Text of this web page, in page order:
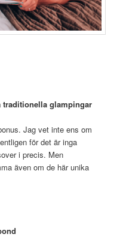
traditionella glampingar
Jag vet inte ens om
för det är inga
i precis. Men
även om de här unika